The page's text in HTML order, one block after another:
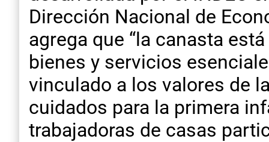
Dirección Nacional de
agrega que “la canasta
bienes y servicios
vinculado a los valores de
cuidados para la primera
trabajadoras de casas